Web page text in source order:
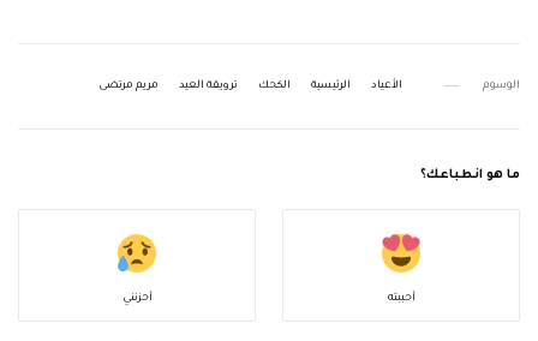
الوسوم الأعياد الرئيسية الكحك ترويقة العيد مريم مرتضى
ما هو انطباعك؟
أحببته أحزنني